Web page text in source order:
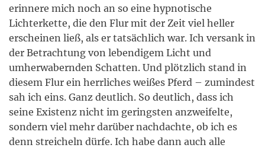
erinnere mich noch an so eine hypnotische
Lichterkette, die den Flur mit der Zeit viel heller
erscheinen ließ, als er tatsächlich war. Ich versank in
der Betrachtung von lebendigem Licht und
umherwabernden Schatten. Und plötzlich stand in
diesem Flur ein herrliches weißes Pferd – zumindest
sah ich eins. Ganz deutlich. So deutlich, dass ich
seine Existenz nicht im geringsten anzweifelte,
sondern viel mehr darüber nachdachte, ob ich es
denn streicheln dürfe. Ich habe dann auch alle